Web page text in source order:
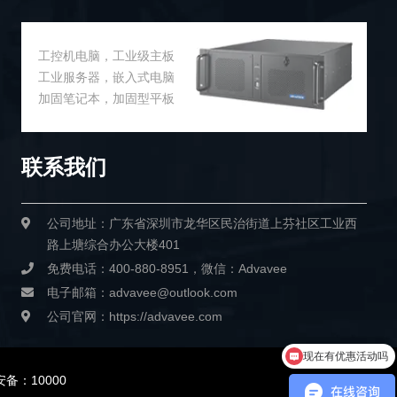
工控机电脑，工业级主板
工业服务器，嵌入式电脑
加固笔记本，加固型平板
联系我们
公司地址：广东省深圳市龙华区民治街道上芬社区工业西
路上塘综合办公大楼401
免费电话：400-880-8951，微信：Advavee
电子邮箱：advavee@outlook.com
公司官网：https://advavee.com
备：10000
有销售电话吗